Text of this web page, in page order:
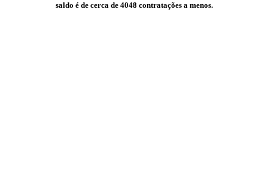
saldo é de cerca de 4048 contratações a menos.